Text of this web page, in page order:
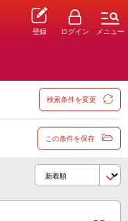
登録 ログイン メニュー
検索条件を変更
この条件を保存